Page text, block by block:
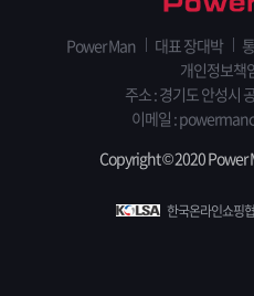
Power Man 대표 장대박
개인정보책
주소 : 경기도 안성시
이메일 :
Copyright © 2020 Power
한국온라인쇼핑